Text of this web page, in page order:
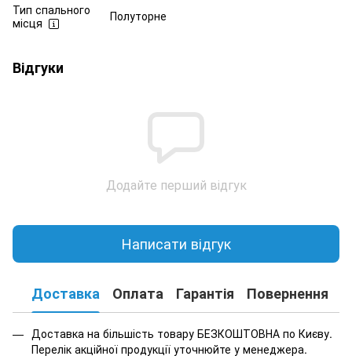
Тип спального
місця
Полуторне
Відгуки
Додайте перший відгук
Написати відгук
Доставка Оплата Гарантія Повернення
Доставка на більшість товару БЕЗКОШТОВНА по Києву.
Перелік акційної продукції уточнюйте у менеджера.